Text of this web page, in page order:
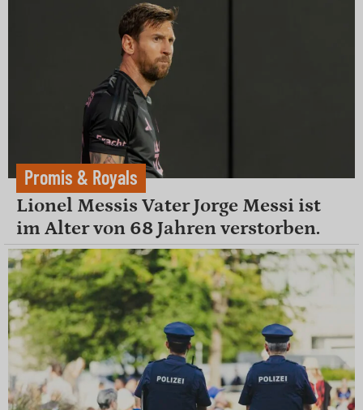
Promis & Royals
Lionel Messis Vater Jorge Messi ist
im Alter von 68 Jahren verstorben.